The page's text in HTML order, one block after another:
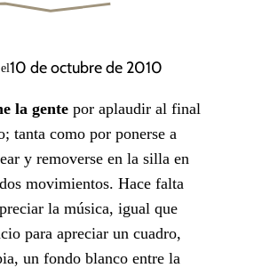
10 de octubre de 2010
la gente por aplaudir al final
tanta como por ponerse a
y removerse en la silla en
movimientos. Hace falta
la música, igual que
para apreciar un cuadro,
un fondo blanco entre la